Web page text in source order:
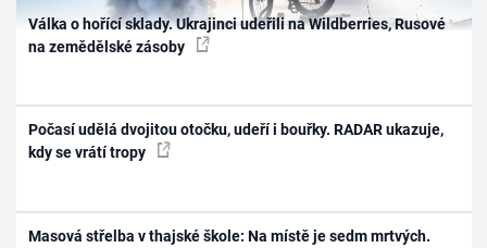
Válka o hořící sklady. Ukrajinci udeřili na Wildberries, Rusové
na zemědělské zásoby
Počasí udělá dvojitou otočku, udeří i bouřky. RADAR ukazuje,
kdy se vrátí tropy
Masová střelba v thajské škole: Na místě je sedm mrtvých.